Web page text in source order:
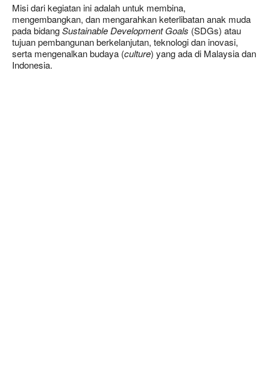
Misi dari kegiatan ini adalah untuk membina,
mengembangkan, dan mengarahkan keterlibatan anak muda
pada bidangSustainable Development Goals (SDGs) atau
tujuan pembangunan berkelanjutan, teknologi dan inovasi,
serta mengenalkan budaya (culture) yang ada di Malaysia dan
Indonesia.